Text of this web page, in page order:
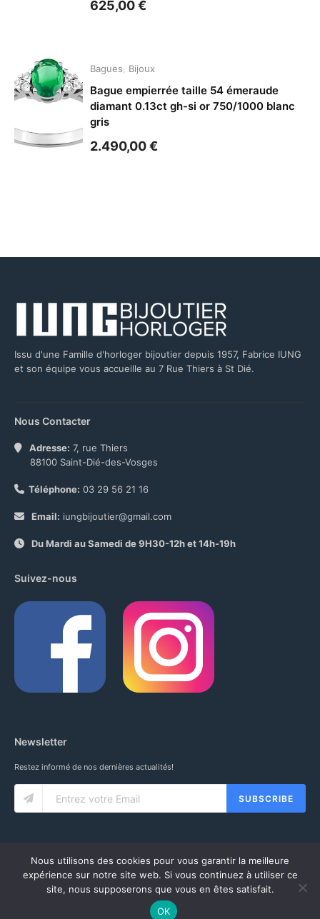
625,00€
Bagues Bijoux
Bague empierrée taille 54 émeraude
diamant 0.13ct gh-si or 750/1000 blanc
gris
2.490,00€
Issu d'une Famille d'horloger bijoutier depuis 1957, Fabrice IUNG
et son équipe vous accueille au 7 Rue Thiers à St Dié.
Nous Contacter
Adresse: 7, rue Thiers
88100 Saint-Dié-des-Vosges
Téléphone: 03 29 56 21 16
Email: iungbijoutier@gmail.com
Du Mardi au Samedi de 9H30-12h et 14h-19h
Suivez-nous
Newsletter
Restez informé de nos dernières actualités!
SUBSCRIBE
© 2020 IUNG SARL. ALL RIGHTS RESERVED.CGV -MENTIONS LÉGALES-
MON COMPTE
Nous utilisons des cookies pour vous garantir la meilleure
expérience sur notre site web. Si vous continuez à utiliser ce
site, nous supposerons que vous en êtes satisfait.
OK